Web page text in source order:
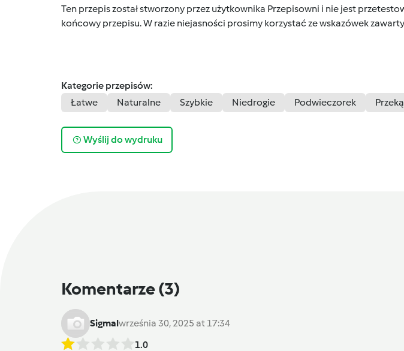
Ten przepis został stworzony przez użytkownika Przepisowni i nie jest
końcowy przepisu. W razie niejasności prosimy korzystać ze wskazówek
Kategorie przepisów:
Łatwe
Naturalne Szybkie Niedrogie Podwieczorek
Wyślij do wydruku
Komentarze(3)
Sigmalwrześnia 30, 2025 at 17:34
1.0